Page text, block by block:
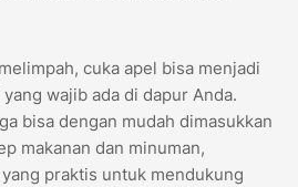
cuka apel bisa menjadi
wajib ada di dapur Anda.
bisa dengan mudah dimasukkan
makanan dan minuman,
praktis untuk mendukung